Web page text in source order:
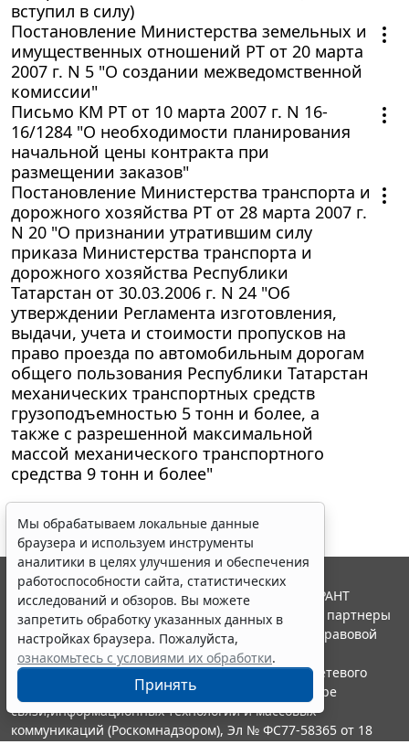
вступил в силу)
Постановление Министерства земельных и
имущественных отношений РТ от 20 марта
2007 г. N 5 "О создании межведомственной
комиссии"
Письмо КМ РТ от 10 марта 2007 г. N 16-
16/1284 "О необходимости планирования
начальной цены контракта при
размещении заказов"
Постановление Министерства транспорта и
дорожного хозяйства РТ от 28 марта 2007 г.
N 20 "О признании утратившим силу
приказа Министерства транспорта и
дорожного хозяйства Республики
Татарстан от 30.03.2006 г. N 24 "Об
утверждении Регламента изготовления,
выдачи, учета и стоимости пропусков на
право проезда по автомобильным дорогам
общего пользования Республики Татарстан
механических транспортных средств
грузоподъемностью 5 тонн и более, а
также с разрешенной максимальной
массой механического транспортного
средства 9 тонн и более"
Мы обрабатываем локальные данные
браузера и используем инструменты
аналитики в целях улучшения и обеспечения
работоспособности сайта, статистических
исследований и обзоров. Вы можете
запретить обработку указанных данных в
настройках браузера. Пожалуйста,
ознакомьтесь с условиями их обработки.
Принять
© ООО "НПП "ГАРАНТ-СЕРВИС", 2026. Система ГАРАНТ
выпускается с 1990 года. Компания "Гарант" и ее партнеры
являются участниками Российской ассоциации правовой
информации ГАРАНТ.
Портал ГАРАНТ.РУ зарегистрирован в качестве сетевого
издания Федеральной службой по надзору в сфере
связи,информационных технологий и массовых
коммуникаций (Роскомнадзором), Эл № ФС77-58365 от 18